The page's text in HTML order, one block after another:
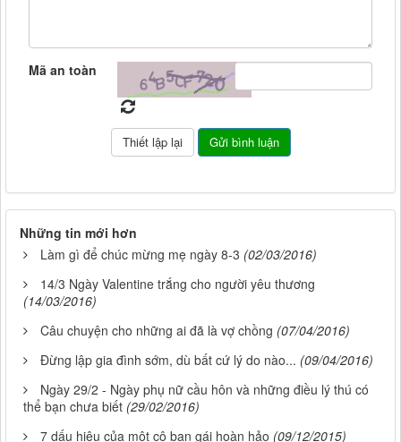
Mã an toàn
Những tin mới hơn
Làm gì để chúc mừng mẹ ngày 8-3 (02/03/2016)
14/3 Ngày Valentine trắng cho người yêu thương
(14/03/2016)
Câu chuyện cho những ai đã là vợ chồng (07/04/2016)
Đừng lập gia đình sớm, dù bất cứ lý do nào... (09/04/2016)
Ngày 29/2 - Ngày phụ nữ cầu hôn và những điều lý thú có
thể bạn chưa biết (29/02/2016)
7 dấu hiệu của một cô bạn gái hoàn hảo (09/12/2015)